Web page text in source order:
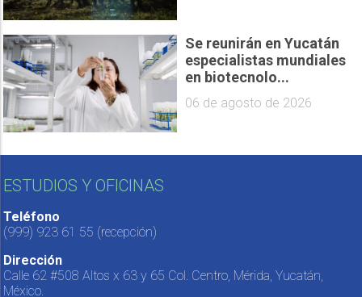
Se reunirán en Yucatán
especialistas mundiales
en biotecnolo...
06 de agosto de 2026
ESTUDIOS Y OFICINAS
Teléfono
(999) 923 61 55 (recepción)
Dirección
Calle 62 #508 Altos x 63 y 65 Col. Centro, Mérida, Yucatán,
México.